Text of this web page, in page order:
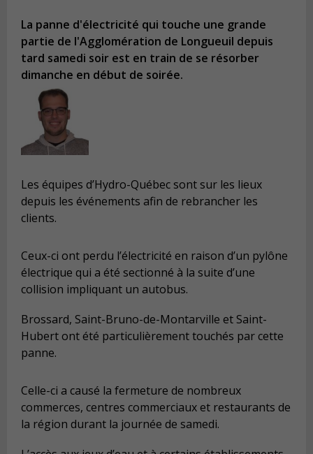
La panne d'électricité qui touche une grande
partie de l'Agglomération de Longueuil depuis
tard samedi soir est en train de se résorber
dimanche en début de soirée.
Les équipes d’Hydro-Québec sont sur les lieux
depuis les événements afin de rebrancher les
clients.
Ceux-ci ont perdu l’électricité en raison d’un pylône
électrique qui a été sectionné à la suite d’une
collision impliquant un autobus.
Brossard, Saint-Bruno-de-Montarville et Saint-
Hubert ont été particulièrement touchés par cette
panne.
Celle-ci a causé la fermeture de nombreux
commerces, centres commerciaux et restaurants de
la région durant la journée de samedi.